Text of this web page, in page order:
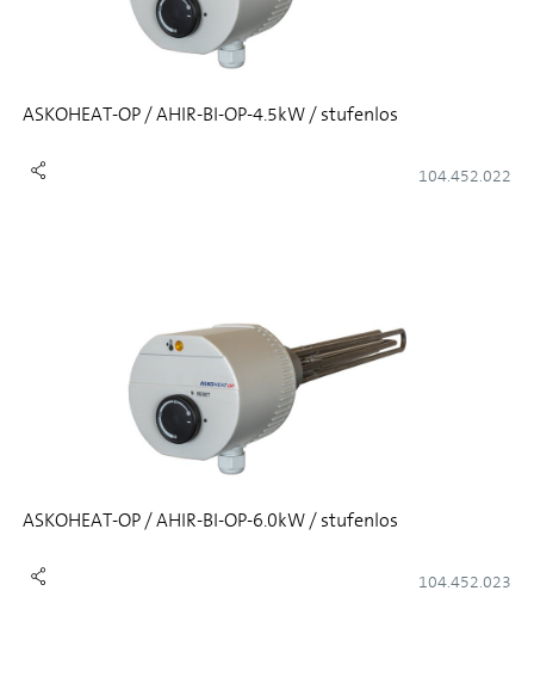
ASKOHEAT-OP / AHIR-BI-OP-4.5kW / stufenlos
104.452.022
ASKOHEAT-OP / AHIR-BI-OP-6.0kW / stufenlos
104.452.023